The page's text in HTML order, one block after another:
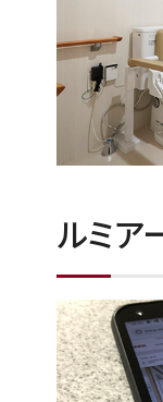
ルミア